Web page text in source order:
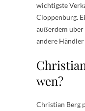
wichtigste
Cloppenburg.
außerdem
andere
wen?
Christian Berg